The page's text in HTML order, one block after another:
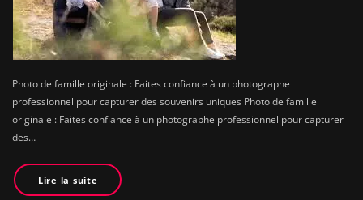
Photo de famille originale : Faites confiance à un photographe
professionnel pour capturer des souvenirs uniques Photo de famille
originale : Faites confiance à un photographe professionnel pour capturer
des…
Lire la suite